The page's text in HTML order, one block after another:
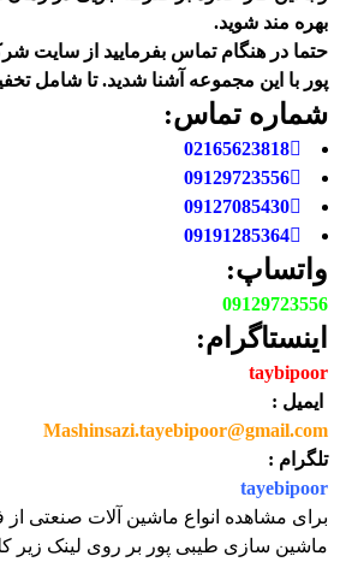
بهره مند شوید.
حتما در هنگام تماس بفرمایید از
پور با این مجموعه آشنا شدید. تا شامل
شماره تماس:
02165623818
09129723556
09127085430
09191285364
واتساپ:
09129723556
اینستاگرام:
taybipoor
ایمیل :
Mashinsazi.tayebipoor@gmail.com
تلگرام :
tayebipoor
برای مشاهده انواع ماشین آلات صنعتی از
ماشین سازی طیبی پور بر روی لینک زیر